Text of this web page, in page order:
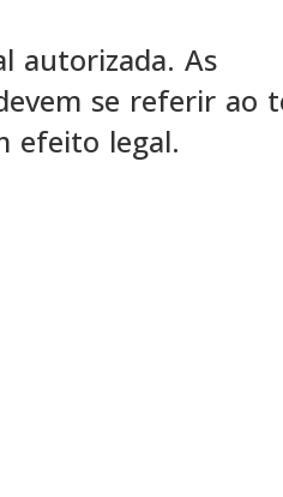
autorizada. As
se referir ao
efeito legal.